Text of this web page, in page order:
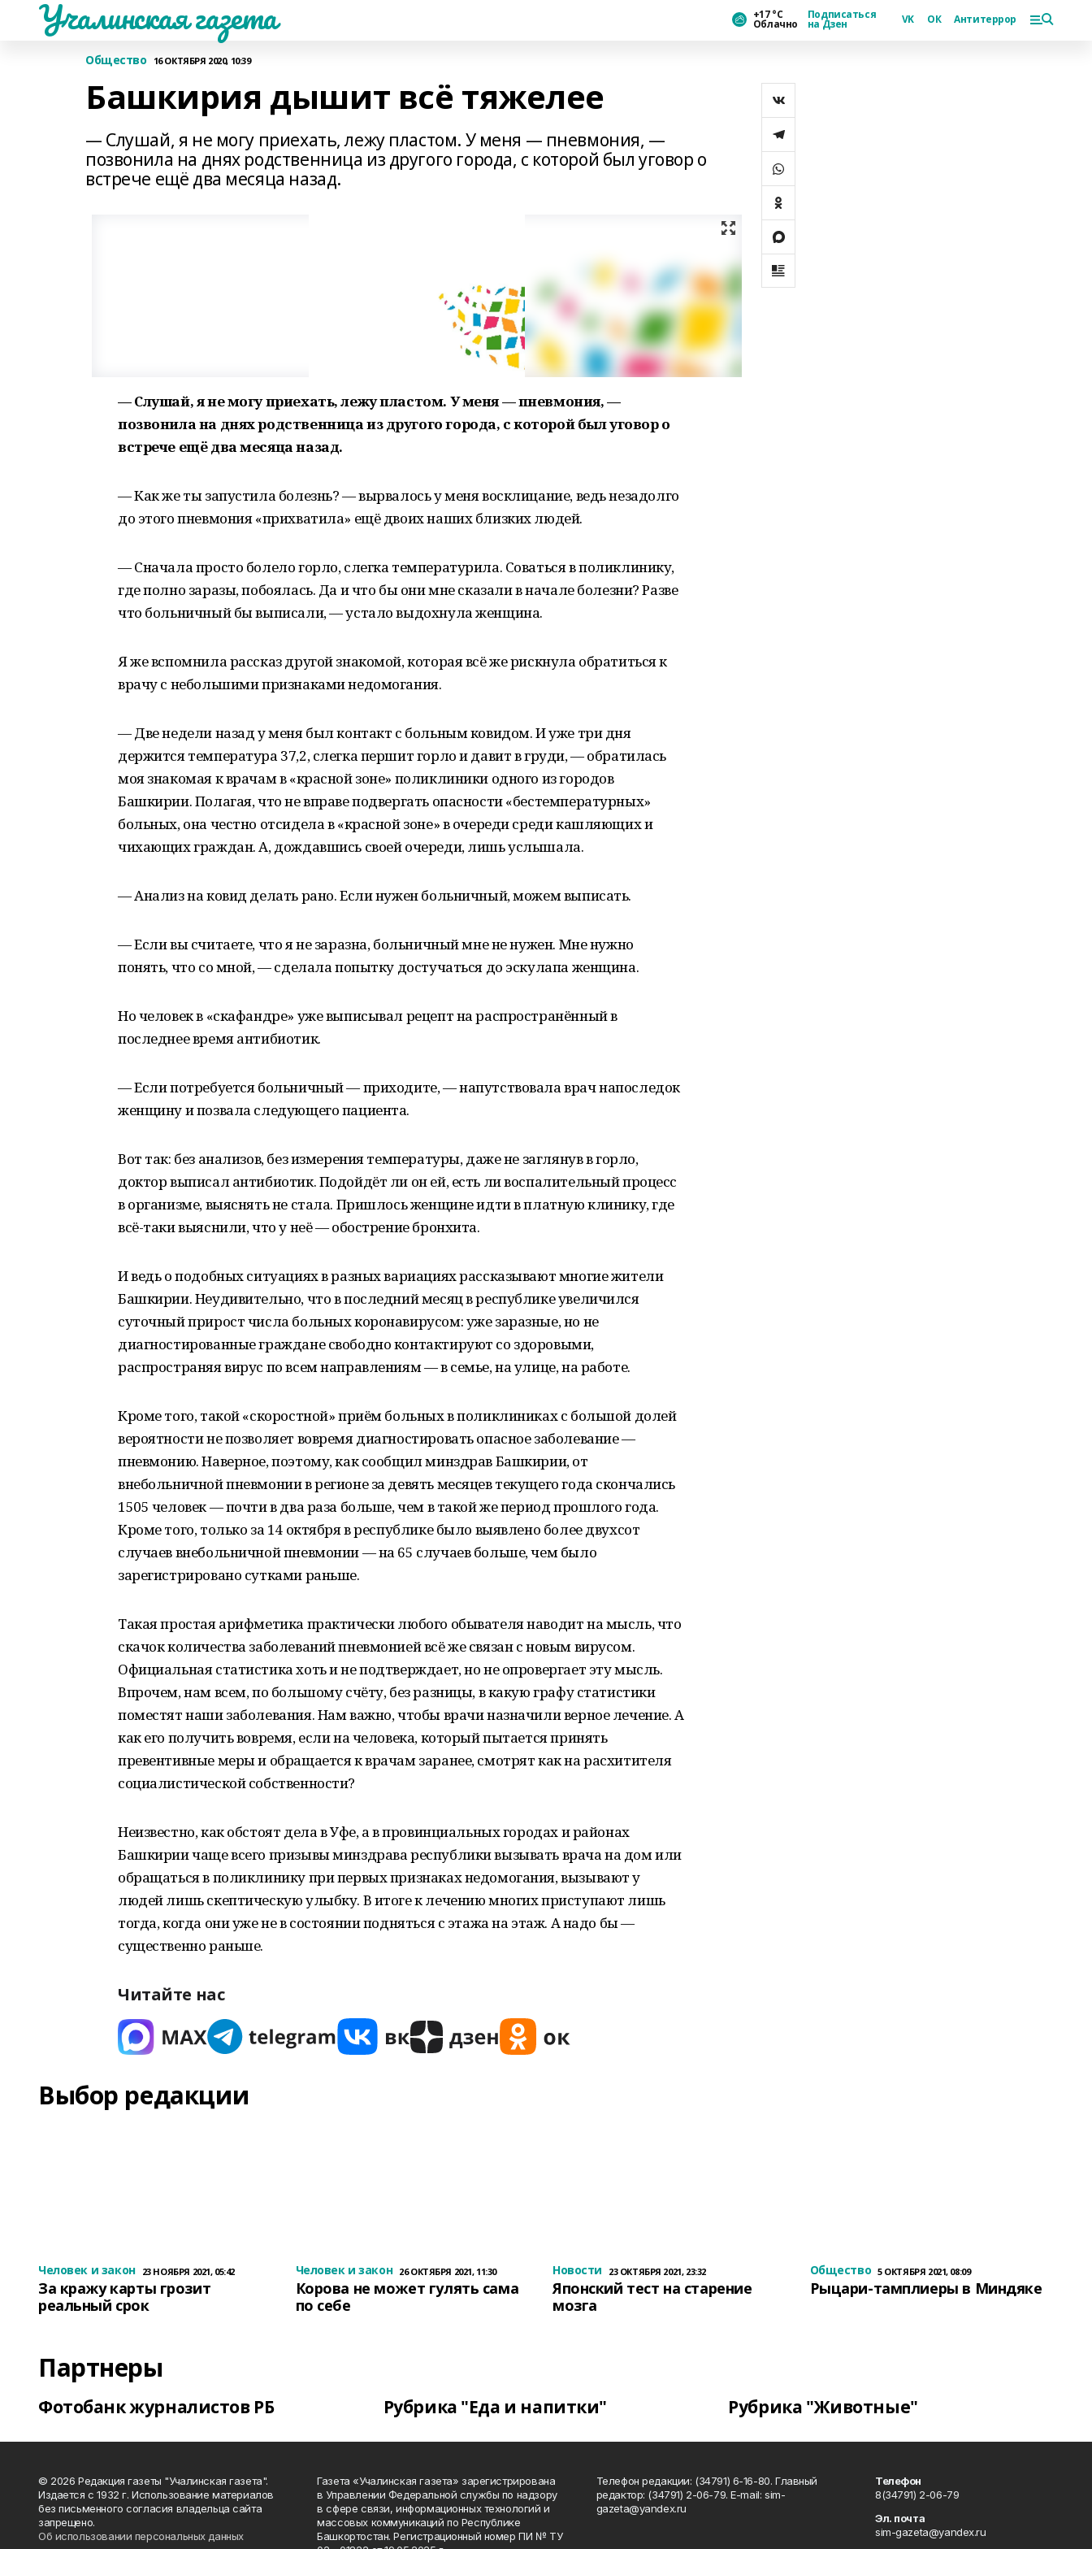
Учалинская газета +17 °С
Облачно
Подписаться
на Дзен VK ОК Антитеррор
Общество 16 ОКТЯБРЯ 2020, 10:39
Башкирия дышит всё тяжелее
— Слушай, я не могу приехать, лежу пластом. У меня — пневмония, —
позвонила на днях родственница из другого города, с которой был уговор о
встрече ещё два месяца назад.
— Слушай, я не могу приехать, лежу пластом. У меня — пневмония, —
позвонила на днях родственница из другого города, с которой был уговор о
встрече ещё два месяца назад.
— Как же ты запустила болезнь? — вырвалось у меня восклицание, ведь незадолго
до этого пневмония «прихватила» ещё двоих наших близких людей.
— Сначала просто болело горло, слегка температурила. Соваться в поликлинику,
где полно заразы, побоялась. Да и что бы они мне сказали в начале болезни? Разве
что больничный бы выписали, — устало выдохнула женщина.
Я же вспомнила рассказ другой знакомой, которая всё же рискнула обратиться к
врачу с небольшими признаками недомогания.
— Две недели назад у меня был контакт с больным ковидом. И уже три дня
держится температура 37,2, слегка першит горло и давит в груди, — обратилась
моя знакомая к врачам в «красной зоне» поликлиники одного из городов
Башкирии. Полагая, что не вправе подвергать опасности «бестемпературных»
больных, она честно отсидела в «красной зоне» в очереди среди кашляющих и
чихающих граждан. А, дождавшись своей очереди, лишь услышала.
— Анализ на ковид делать рано. Если нужен больничный, можем выписать.
— Если вы считаете, что я не заразна, больничный мне не нужен. Мне нужно
понять, что со мной, — сделала попытку достучаться до эскулапа женщина.
Но человек в «скафандре» уже выписывал рецепт на распространённый в
последнее время антибиотик.
— Если потребуется больничный — приходите, — напутствовала врач напоследок
женщину и позвала следующего пациента.
Вот так: без анализов, без измерения температуры, даже не заглянув в горло,
доктор выписал антибиотик. Подойдёт ли он ей, есть ли воспалительный процесс
в организме, выяснять не стала. Пришлось женщине идти в платную клинику, где
всё-таки выяснили, что у неё — обострение бронхита.
И ведь о подобных ситуациях в разных вариациях рассказывают многие жители
Башкирии. Неудивительно, что в последний месяц в республике увеличился
суточный прирост числа больных коронавирусом: уже заразные, но не
диагностированные граждане свободно контактируют со здоровыми,
распространяя вирус по всем направлениям — в семье, на улице, на работе.
Кроме того, такой «скоростной» приём больных в поликлиниках с большой долей
вероятности не позволяет вовремя диагностировать опасное заболевание —
пневмонию. Наверное, поэтому, как сообщил минздрав Башкирии, от
внебольничной пневмонии в регионе за девять месяцев текущего года скончались
1505 человек — почти в два раза больше, чем в такой же период прошлого года.
Кроме того, только за 14 октября в республике было выявлено более двухсот
случаев внебольничной пневмонии — на 65 случаев больше, чем было
зарегистрировано сутками раньше.
Такая простая арифметика практически любого обывателя наводит на мысль, что
скачок количества заболеваний пневмонией всё же связан с новым вирусом.
Официальная статистика хоть и не подтверждает, но не опровергает эту мысль.
Впрочем, нам всем, по большому счёту, без разницы, в какую графу статистики
поместят наши заболевания. Нам важно, чтобы врачи назначили верное лечение. А
как его получить вовремя, если на человека, который пытается принять
превентивные меры и обращается к врачам заранее, смотрят как на расхитителя
социалистической собственности?
Неизвестно, как обстоят дела в Уфе, а в провинциальных городах и районах
Башкирии чаще всего призывы минздрава республики вызывать врача на дом или
обращаться в поликлинику при первых признаках недомогания, вызывают у
людей лишь скептическую улыбку. В итоге к лечению многих приступают лишь
тогда, когда они уже не в состоянии подняться с этажа на этаж. А надо бы —
существенно раньше.
Читайте нас
Выбор редакции
Человек и закон 23 НОЯБРЯ 2021, 05:42
За кражу карты грозит
реальный срок
Человек и закон 26 ОКТЯБРЯ 2021, 11:30
Корова не может гулять сама
по себе
Новости 23 ОКТЯБРЯ 2021, 23:32
Японский тест на старение
мозга
Общество 5 ОКТЯБРЯ 2021, 08:09
Рыцари-тамплиеры в Миндяке
Партнеры
Фотобанк журналистов РБ Рубрика "Еда и напитки" Рубрика "Животные"
© 2026 Редакция газеты "Учалинская газета".
Издается с 1932 г. Использование материалов
без письменного согласия владельца сайта
запрещено.
Об использовании персональных данных
Газета «Учалинская газета» зарегистрирована
в Управлении Федеральной службы по надзору
в сфере связи, информационных технологий и
массовых коммуникаций по Республике
Башкортостан. Регистрационный номер ПИ № ТУ
Телефон редакции: (34791) 6-16-80. Главный
редактор: (34791) 2-06-79. Е-mаil: sim-
gazeta@yandex.ru
Телефон
8(34791) 2-06-79
Эл. почта
sim-gazeta@yandex.ru